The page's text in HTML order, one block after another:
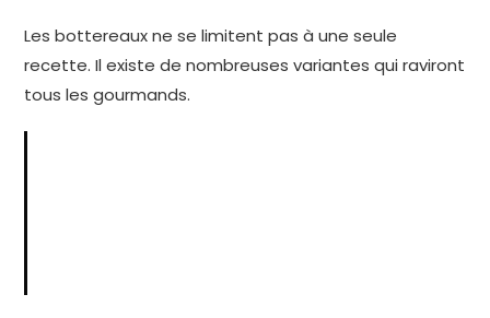
Les bottereaux ne se limitent pas à une seule
recette. Il existe de nombreuses variantes qui raviront
tous les gourmands.